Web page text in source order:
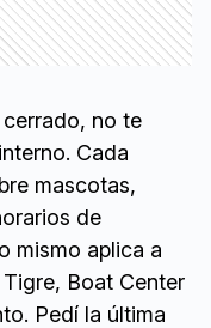
no te
Cada
mascotas,
de
mismo aplica a
Boat Center
Pedí la última